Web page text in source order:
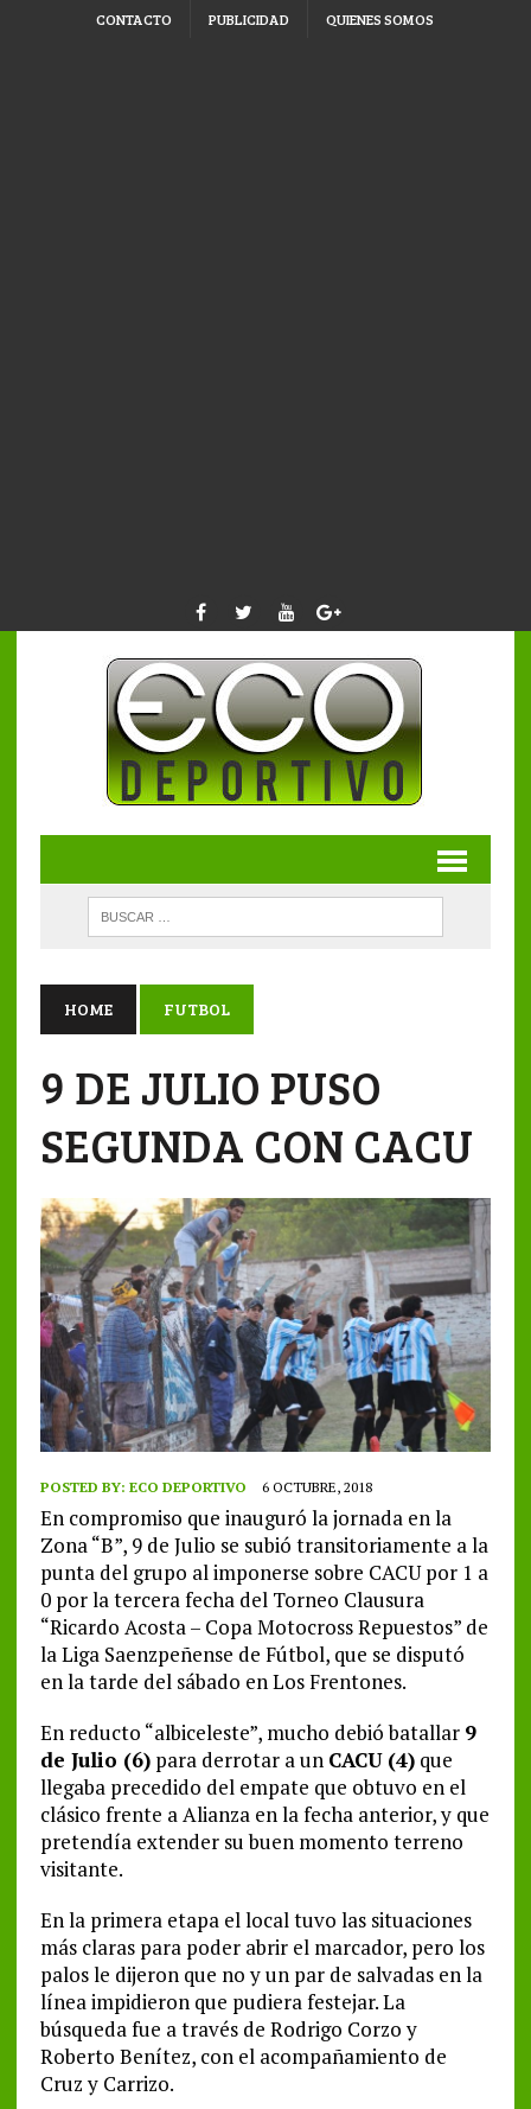
CONTACTO PUBLICIDAD QUIENES SOMOS
HOME FUTBOL
9 DE JULIO PUSO
SEGUNDA CON CACU
POSTED BY: ECO DEPORTIVO 6 OCTUBRE, 2018
En compromiso que inauguró la jornada en la
Zona “B”, 9 de Julio se subió transitoriamente a la
punta del grupo al imponerse sobre CACU por 1 a
0 por la tercera fecha del Torneo Clausura
“Ricardo Acosta – Copa Motocross Repuestos” de
la Liga Saenzpeñense de Fútbol, que se disputó
en la tarde del sábado en Los Frentones.
En reducto “albiceleste”, mucho debió batallar 9
de Julio (6)para derrotar a un CACU (4)que
llegaba precedido del empate que obtuvo en el
clásico frente a Alianza en la fecha anterior, y que
pretendía extender su buen momento terreno
visitante.
En la primera etapa el local tuvo las situaciones
más claras para poder abrir el marcador, pero los
palos le dijeron que no y un par de salvadas en la
línea impidieron que pudiera festejar. La
búsqueda fue a través de Rodrigo Corzo y
Roberto Benítez, con el acompañamiento de
Cruz y Carrizo.